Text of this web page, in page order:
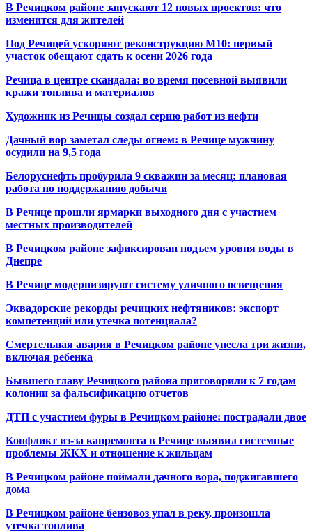
В Речицком районе запускают 12 новых проектов: что
изменится для жителей
Под Речицей ускоряют реконструкцию М10: первый
участок обещают сдать к осени 2026 года
Речица в центре скандала: во время посевной выявили
кражи топлива и материалов
Художник из Речицы создал серию работ из нефти
Дачный вор заметал следы огнем: в Речице мужчину
осудили на 9,5 года
Белоруснефть пробурила 9 скважин за месяц: плановая
работа по поддержанию добычи
В Речице прошли ярмарки выходного дня с участием
местных производителей
В Речицком районе зафиксирован подъем уровня воды в
Днепре
В Речице модернизируют систему уличного освещения
Эквадорские рекорды речицких нефтяников: экспорт
компетенций или утечка потенциала?
Смертельная авария в Речицком районе унесла три жизни,
включая ребенка
Бывшего главу Речицкого района приговорили к 7 годам
колонии за фальсификацию отчетов
ДТП с участием фуры в Речицком районе: пострадали двое
Конфликт из-за капремонта в Речице выявил системные
проблемы ЖКХ и отношение к жильцам
В Речицком районе поймали дачного вора, поджигавшего
дома
В Речицком районе бензовоз упал в реку, произошла
утечка топлива